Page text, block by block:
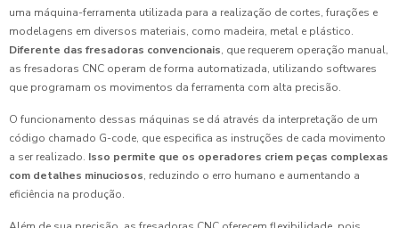
uma máquina-ferramenta utilizada para a realização de cortes, furações e
modelagens em diversos materiais, como madeira, metal e plástico.
Diferente das fresadoras convencionais, que requerem operação manual,
as fresadoras CNC operam de forma automatizada, utilizando softwares
que programam os movimentos da ferramenta com alta precisão.
O funcionamento dessas máquinas se dá através da interpretação de um
código chamado G-code, que especifica as instruções de cada movimento
a ser realizado. Isso permite que os operadores criem peças complexas
com detalhes minuciosos, reduzindo o erro humano e aumentando a
eficiência na produção.